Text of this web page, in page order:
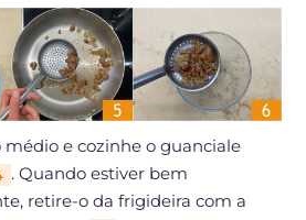
e cozinhe o guanciale
. Quando estiver bem
retire-o da frigideira com a